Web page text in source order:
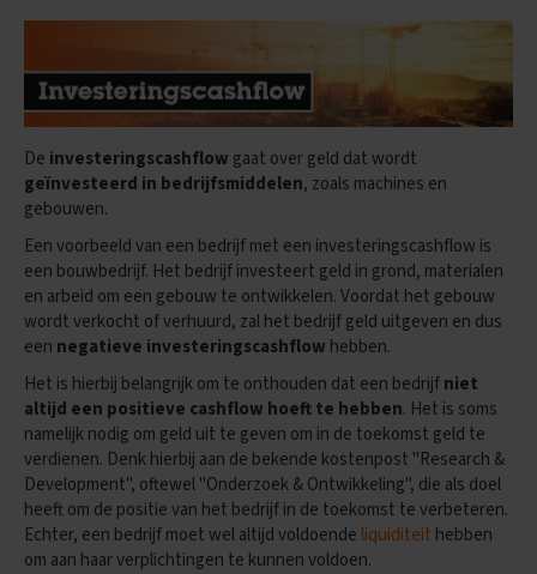
g
e
l
E
x
m
e
n
t
p
s
O
f
e
n
e
x
De investeringscashflow gaat over geld dat wordt
geïnvesteerd in bedrijfsmiddelen, zoals machines en
gebouwen.
Een voorbeeld van een bedrijf met een investeringscashflow is
een bouwbedrijf. Het bedrijf investeert geld in grond, materialen
en arbeid om een gebouw te ontwikkelen. Voordat het gebouw
wordt verkocht of verhuurd, zal het bedrijf geld uitgeven en dus
een negatieve investeringscashflow hebben.
Het is hierbij belangrijk om te onthouden dat een bedrijfniet
altijd een positieve cashflow hoeft te hebben. Het is soms
namelijk nodig om geld uit te geven om in de toekomst geld te
verdienen. Denk hierbij aan de bekende kostenpost "Research &
Development", oftewel "Onderzoek & Ontwikkeling", die als doel
heeft om de positie van het bedrijf in de toekomst te verbeteren.
Echter, een bedrijf moet wel altijd voldoende liquiditeit hebben
om aan haar verplichtingen te kunnen voldoen.